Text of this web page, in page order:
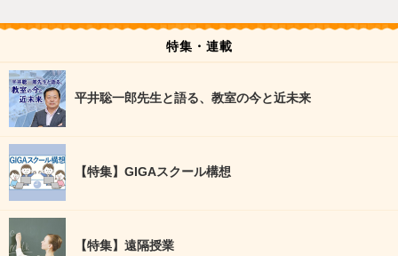
特集・連載
平井聡一郎先生と語る、教室の今と近未来
【特集】GIGAスクール構想
【特集】遠隔授業